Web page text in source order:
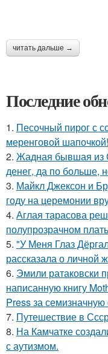
читать дальше →
Последние
1. Песочный пирог с
меренговой шапочкой!
2. Жадная бывшая из
денег, да по больше,
3. Майкл Джексон и
году на церемонии
4. Аглая тарасова
полупрозрачном
5. "У Меня Глаз
рассказала о личной
6. Эмили ратаковски
написанную книгу
Press за
7. Путешествие в
8. На Камчатке
с аутизмом.